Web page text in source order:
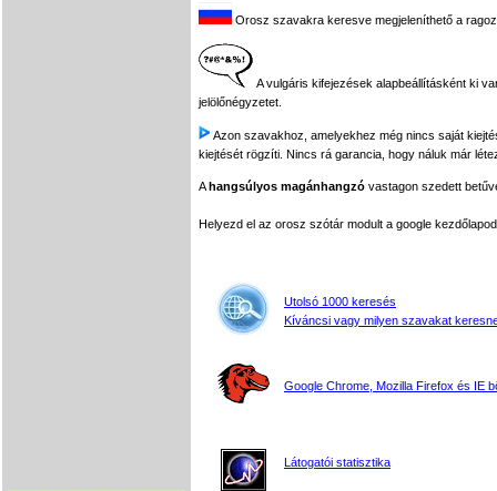
Orosz szavakra keresve megjeleníthető a
A vulgáris kifejezések alapbeállításként ki
jelölőnégyzetet.
Azon szavakhoz, amelyekhez még nincs saját
kiejtését rögzíti. Nincs rá garancia, hogy náluk már
Ahangsúlyos magánhangzó vastagon szedett
Helyezd el az orosz szótár modult a google
Utolsó 1000 keresés
Kíváncsi vagy milyen szavakat
Google Chrome, Mozilla Firefox és IE
Látogatói statisztika